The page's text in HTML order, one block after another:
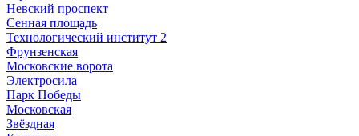
Невский проспект
Сенная площадь
Технологический институт 2
Фрунзенская
Московские ворота
Электросила
Парк Победы
Московская
Звёздная